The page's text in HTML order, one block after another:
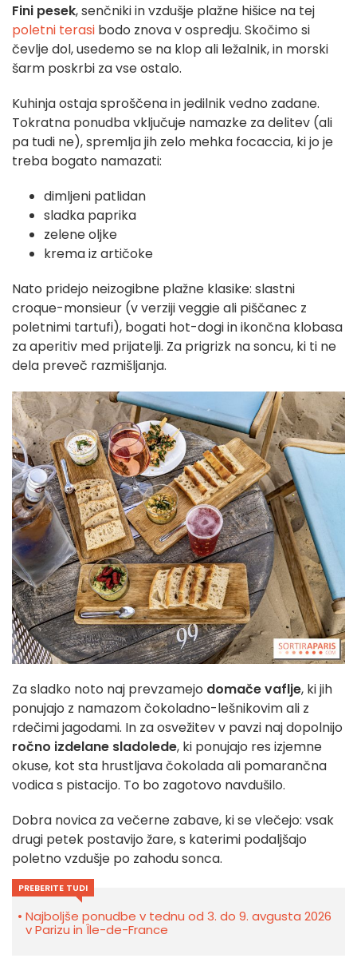
Fini pesek, senčniki in vzdušje plažne hišice na tej
poletni terasi bodo znova v ospredju. Skočimo si
čevlje dol, usedemo se na klop ali ležalnik, in morski
šarm poskrbi za vse ostalo.
Kuhinja ostaja sproščena in jedilnik vedno zadane.
Tokratna ponudba vključuje namazke za delitev (ali
pa tudi ne), spremlja jih zelo mehka focaccia, ki jo je
treba bogato namazati:
dimljeni patlidan
sladka paprika
zelene oljke
krema iz artičoke
Nato pridejo neizogibne plažne klasike: slastni
croque-monsieur (v verziji veggie ali piščanec z
poletnimi tartufi), bogati hot-dogi in ikončna klobasa
za aperitiv med prijatelji. Za prigrizk na soncu, ki ti ne
dela preveč razmišljanja.
Za sladko noto naj prevzamejo domače vaflje, ki jih
ponujajo z namazom čokoladno-lešnikovim ali z
rdečimi jagodami. In za osvežitev v pavzi naj dopolnijo
ročno izdelane sladolede, ki ponujajo res izjemne
okuse, kot sta hrustljava čokolada ali pomarančna
vodica s pistacijo. To bo zagotovo navdušilo.
Dobra novica za večerne zabave, ki se vlečejo: vsak
drugi petek postavijo žare, s katerimi podaljšajo
poletno vzdušje po zahodu sonca.
PREBERITE TUDI
Najboljše ponudbe v tednu od 3. do 9. avgusta 2026
v Parizu in Île-de-France